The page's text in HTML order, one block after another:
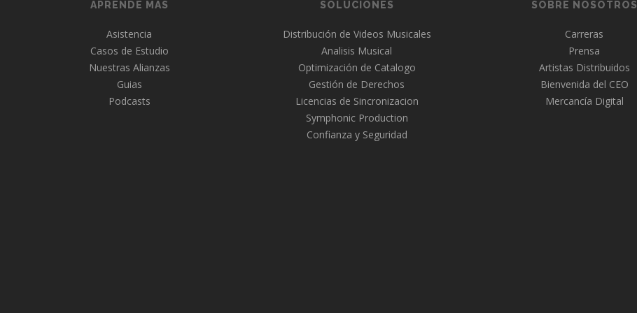
APRENDE MAS
Asistencia
Casos de Estudio
Nuestras Alianzas
Guias
Podcasts
SOLUCIONES
Distribución de Videos Musicales
Analisis Musical
Optimización de Catalogo
Gestión de Derechos
Licencias de Sincronizacion
Symphonic Production
Confianza y Seguridad
SOBRE NOSOTROS
Carreras
Prensa
Artistas Distribuidos
Bienvenida del CEO
Mercancía Digital